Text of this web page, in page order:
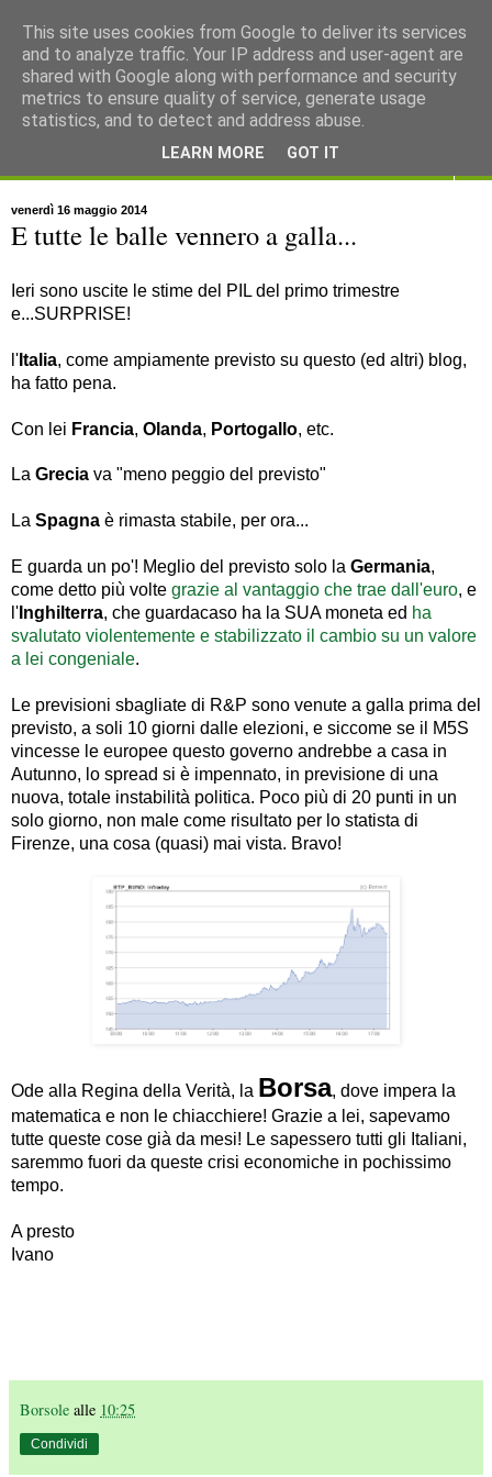
venerdì 16 maggio 2014
E tutte le balle vennero a galla...
Ieri sono uscite le stime del PIL del primo trimestre
e...SURPRISE!
l' Italia, come ampiamente previsto su questo (ed altri) blog,
ha fatto pena.
Con lei Francia, Olanda, Portogallo, etc.
La Grecia va "meno peggio del previsto"
La Spagna è rimasta stabile, per ora...
E guarda un po'! Meglio del previsto solo la Germania,
come detto più volte grazie al vantaggio che trae dall'euro, e
l' Inghilterra, che guardacaso ha la SUA moneta ed ha
svalutato violentemente e stabilizzato il cambio su un valore
a lei congeniale.
Le previsioni sbagliate di R&P sono venute a galla prima del
previsto, a soli 10 giorni dalle elezioni, e siccome se il M5S
vincesse le europee questo governo andrebbe a casa in
Autunno, lo spread si è impennato, in previsione di una
nuova, totale instabilità politica. Poco più di 20 punti in un
solo giorno, non male come risultato per lo statista di
Firenze, una cosa (quasi) mai vista. Bravo!
Ode alla Regina della Verità, la Borsa, dove impera la
matematica e non le chiacchiere! Grazie a lei, sapevamo
tutte queste cose già da mesi! Le sapessero tutti gli Italiani,
saremmo fuori da queste crisi economiche in pochissimo
tempo.
A presto
Ivano
Borsole alle 10:25
Condividi
This site uses cookies from Google to deliver its services
and to analyze traffic. Your IP address and user-agent are
shared with Google along with performance and security
metrics to ensure quality of service, generate usage
statistics, and to detect and address abuse.
LEARN MORE GOT IT